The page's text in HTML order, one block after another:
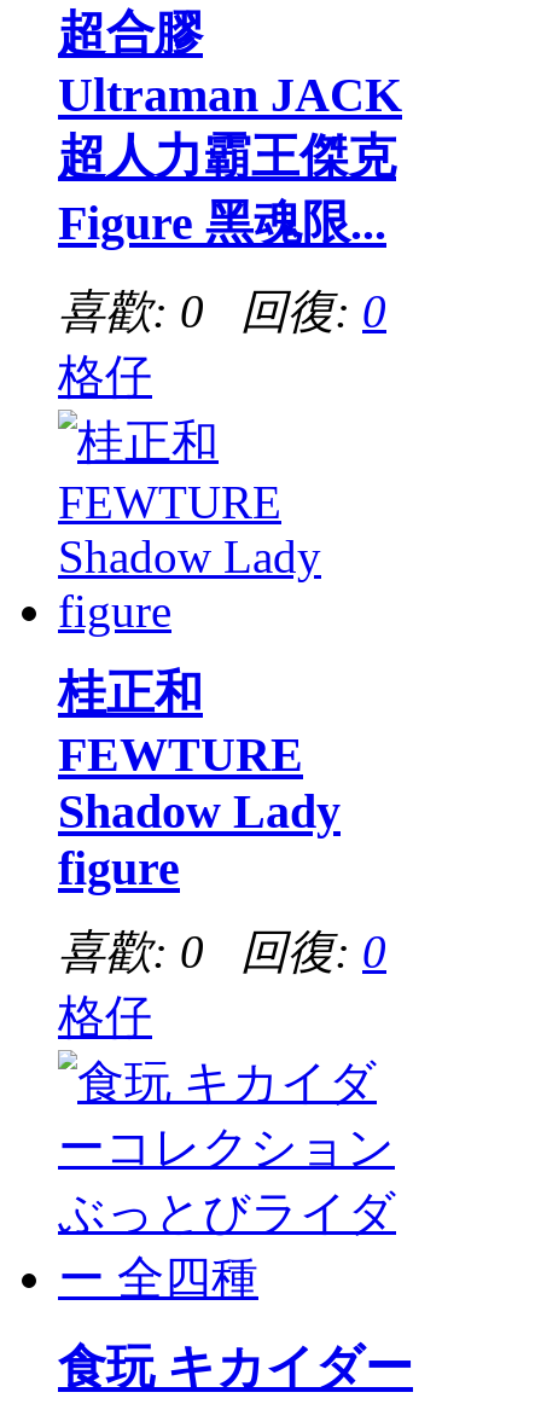
超合膠
Ultraman JACK
超人力霸王傑克
Figure 黑魂限...
喜歡: 0 回復: 0
格仔
桂正和
FEWTURE
Shadow Lady
figure
喜歡: 0 回復: 0
格仔
食玩 キカイダー